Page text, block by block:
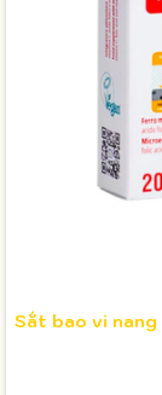
Sắt bao vi